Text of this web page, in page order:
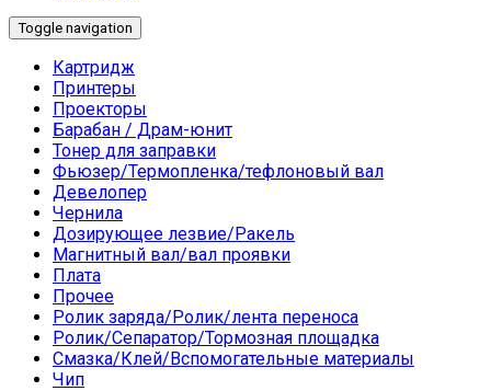
Toggle navigation
Картридж
Принтеры
Проекторы
Барабан / Драм-юнит
Тонер для заправки
Фьюзер/Термопленка/тефлоновый вал
Девелопер
Чернила
Дозирующее лезвие/Ракель
Магнитный вал/вал проявки
Плата
Прочее
Ролик заряда/Ролик/лента переноса
Ролик/Сепаратор/Тормозная площадка
Смазка/Клей/Вспомогательные материалы
Чип